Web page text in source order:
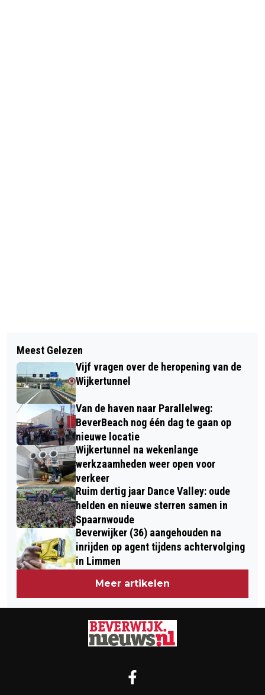
SCHENKING STICHTING NATIONAAL
ZIEKEN- EN GEHANDICAPTENWERK
AAN STICHTING ‘T HUIS ACHTER DE
DUINEN
BIJZONDERE MODELBUSSEN VAN
GERARD KOOIJMAN NU OOK TE ZIEN
IN HEEMSKERK
Meest Gelezen
Vijf vragen over de heropening van de
Wijkertunnel
Van de haven naar Parallelweg:
BeverBeach nog één dag te gaan op
nieuwe locatie
Wijkertunnel na wekenlange
werkzaamheden weer open voor
verkeer
Ruim dertig jaar Dance Valley: oude
helden en nieuwe sterren samen in
Spaarnwoude
Beverwijker (36) aangehouden na
inrijden op agent tijdens achtervolging
in Limmen
Meer artikelen